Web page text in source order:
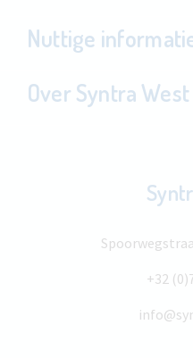
Nuttige
Over Syntra West
+32